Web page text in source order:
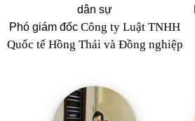
dân sự
Phó giám đốc Công ty Luật TNHH
Quốc tế Hồng Thái và Đồng nghiệp